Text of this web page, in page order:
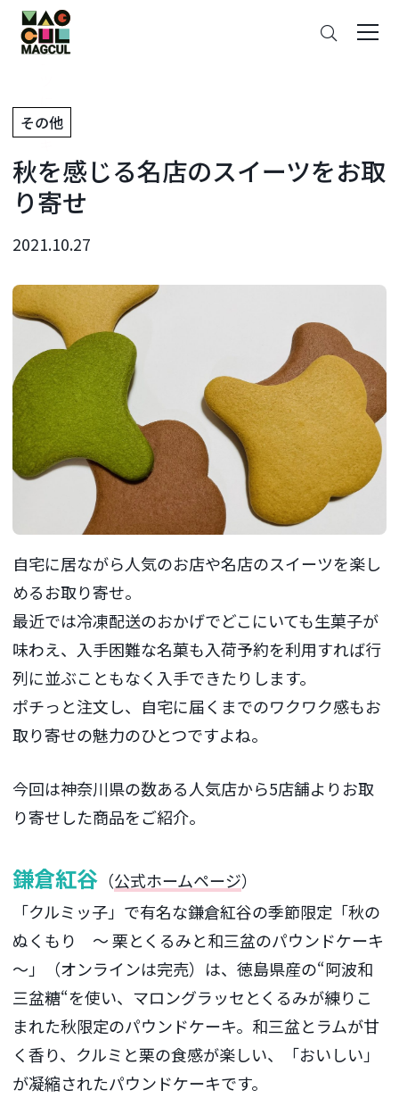
ン
テ
ン
に
ス
キ
ッ
プ
その他
秋を感じる名店のスイーツをお取
り寄せ
2021.10.27
自宅に居ながら人気のお店や名店のスイーツを楽し
めるお取り寄せ。
最近では冷凍配送のおかげでどこにいても生菓子が
味わえ、入手困難な名菓も入荷予約を利用すれば行
列に並ぶこともなく入手できたりします。
ポチっと注文し、自宅に届くまでのワクワク感もお
取り寄せの魅力のひとつですよね。
今回は神奈川県の数ある人気店から5店舗よりお取
り寄せした商品をご紹介。
鎌倉紅谷 （公式ホームページ）
「クルミッ子」で有名な鎌倉紅谷の季節限定「秋の
ぬくもり ～ 栗とくるみと和三盆のパウンドケーキ
～」（オンラインは完売）は、徳島県産の“阿波和
三盆糖“を使い、マロングラッセとくるみが練りこ
まれた秋限定のパウンドケーキ。和三盆とラムが甘
く香り、クルミと栗の食感が楽しい、「おいしい」
が凝縮されたパウンドケーキです。